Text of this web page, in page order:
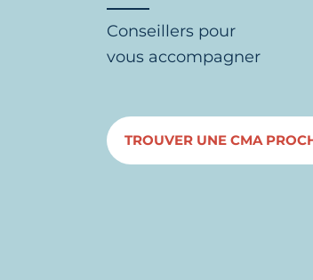
Conseillers pour
vous accompagner
TROUVER UNE CMA